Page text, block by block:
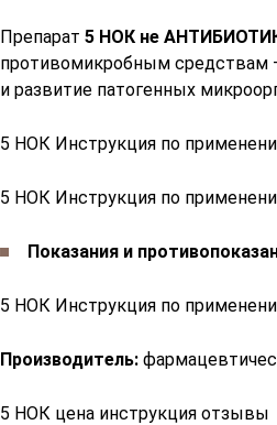
Препарат 5 НОК не
противомикробным средствам
и развитие патогенных
5 НОК Инструкция по
5 НОК Инструкция по
Показания и
5 НОК Инструкция по
Производитель:
5 НОК цена инструкция отзывы